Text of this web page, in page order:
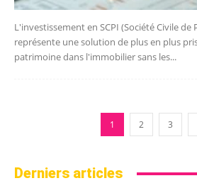
L'investissement en SCPI (Société Civile
représente une solution de plus en plus
patrimoine dans l'immobilier sans les...
1 2 3
Derniers articles